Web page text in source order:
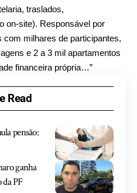
traslados,
on-site). Responsável por
com milhares de participantes,
e 2 a 3 mil apartamentos
financeira própria…”
Read
pensão:
ganha
da PF